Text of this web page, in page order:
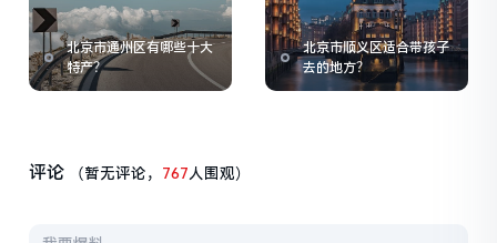
北京市通州区有哪些十大
特产？
北京市顺义区适合带孩子
去的地方？
评论 （暂无评论， 767人围观）